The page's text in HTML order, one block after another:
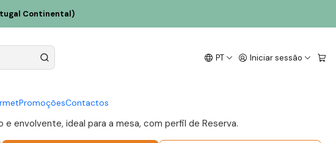
PT Iniciar sessão
PromoçõesContactos
Continental)
D Ordens Reserva Tinta
e envolvente, ideal para a mesa, com perfil de Reserva.